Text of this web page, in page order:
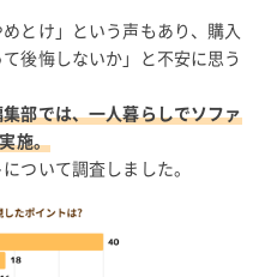
とけ」という声もあり、購入
後悔しないか」と不安に思う
部では、一人暮らしでソファ
施。
ついて調査しました。